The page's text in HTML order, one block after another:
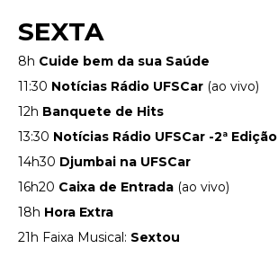
SEXTA
8h Cuide bem da sua Saúde
11:30 Notícias Rádio UFSCar (ao vivo)
12h Banquete de Hits
13:30 Notícias Rádio UFSCar -2ª Edição
14h30 Djumbai na UFSCar
16h20 Caixa de Entrada (ao vivo)
18h Hora Extra
21h Faixa Musical: Sextou